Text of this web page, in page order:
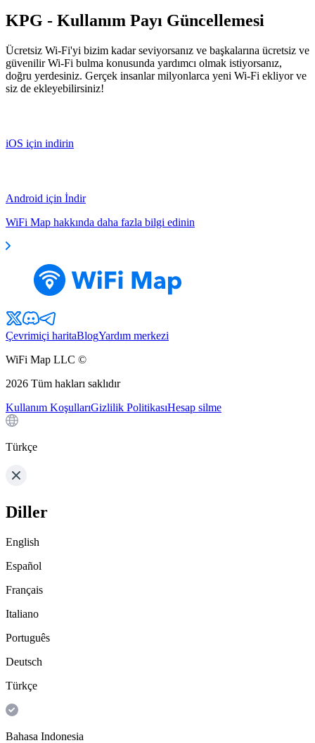
KPG - Kullanım Payı Güncellemesi
Ücretsiz Wi-Fi'yi bizim kadar seviyorsanız ve başkalarına ücretsiz ve
güvenilir Wi-Fi bulma konusunda yardımcı olmak istiyorsanız,
doğru yerdesiniz. Gerçek insanlar milyonlarca yeni Wi-Fi ekliyor ve
siz de ekleyebilirsiniz!
iOS için indirin
Android için İndir
WiFi Map hakkında daha fazla bilgi edinin
Çevrimiçi haritaBlogYardım merkezi
WiFi Map LLC ©
2026 Tüm hakları saklıdır
Kullanım KoşullarıGizlilik PolitikasıHesap silme
Türkçe
Diller
English
Español
Français
Italiano
Português
Deutsch
Türkçe
Bahasa Indonesia